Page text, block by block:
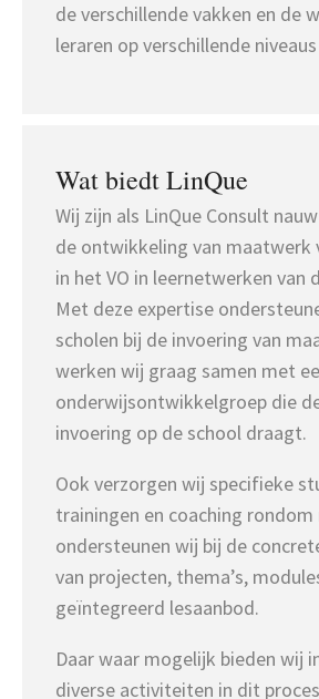
de verschillende vakken en de
leraren op verschillende
Wat biedt LinQue
Wij zijn als LinQue Consult
de ontwikkeling van maatwerk
in het VO in leernetwerken van
Met deze expertise
scholen bij de invoering van
werken wij graag samen met
onderwijsontwikkelgroep die
invoering op de school draagt.
Ook verzorgen wij specifieke
trainingen en coaching
ondersteunen wij bij de
van projecten, thema’s,
geïntegreerd lesaanbod.
Daar waar mogelijk bieden wij
diverse activiteiten in dit